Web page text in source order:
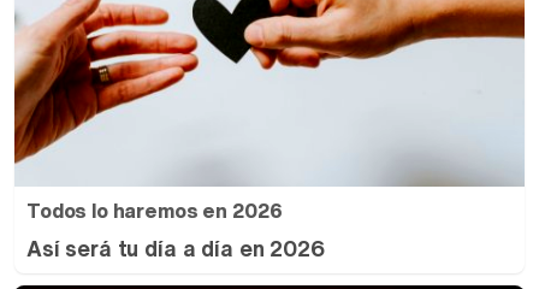
Todos lo haremos en 2026
Así será tu día a día en 2026